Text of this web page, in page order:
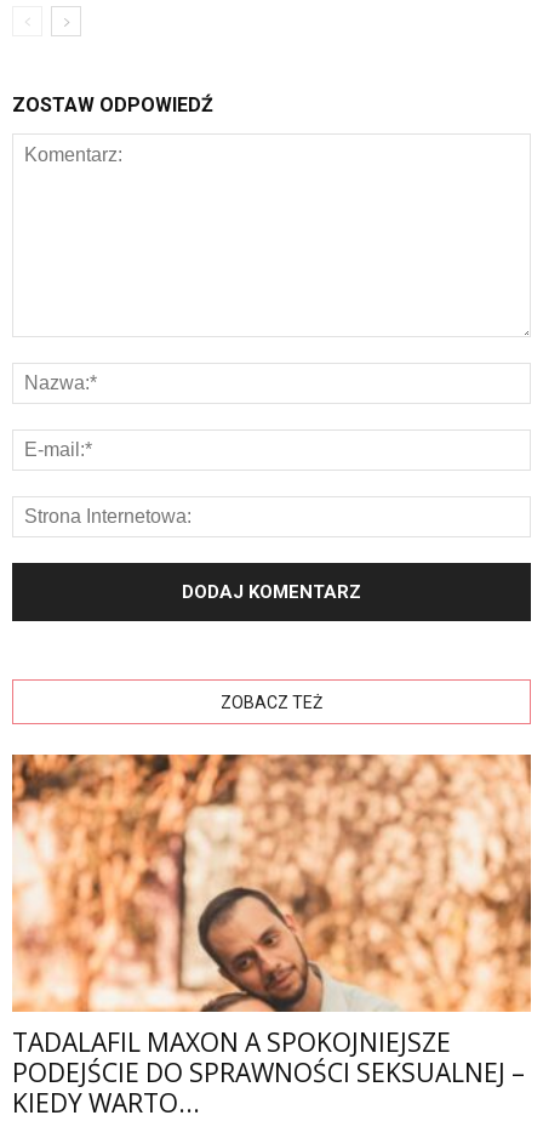
ZOSTAW ODPOWIEDŹ
ZOBACZ TEŻ
TADALAFIL MAXON A SPOKOJNIEJSZE
PODEJŚCIE DO SPRAWNOŚCI SEKSUALNEJ –
KIEDY WARTO...